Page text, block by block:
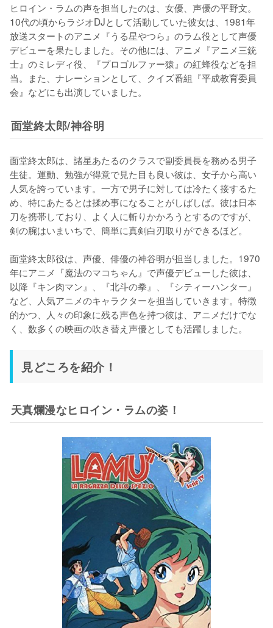
ヒロイン・ラムの声を担当したのは、女優、声優の平野文。
10代の頃からラジオDJとして活動していた彼女は、1981年
放送スタートのアニメ『うる星やつら』のラム役として声優
デビューを果たしました。その他には、アニメ『アニメ三銃
士』のミレディ役、『プロゴルファー猿』の紅蜂役などを担
当。また、ナレーションとして、クイズ番組『平成教育委員
会』などにも出演していました。
面堂終太郎/神谷明
面堂終太郎は、諸星あたるのクラスで副委員長を務める男子
生徒。運動、勉強が得意で見た目も良い彼は、女子から高い
人気を誇っています。一方で男子に対しては冷たく接するた
め、特にあたるとは揉め事になることがしばしば。彼は日本
刀を携帯しており、よく人に斬りかかろうとするのですが、
剣の腕はいまいちで、簡単に真剣白刃取りができるほど。
面堂終太郎役は、声優、俳優の神谷明が担当しました。1970
年にアニメ『魔法のマコちゃん』で声優デビューした彼は、
以降『キン肉マン』、『北斗の拳』、『シティーハンター』
など、人気アニメのキャラクターを担当していきます。特徴
的かつ、人々の印象に残る声色を持つ彼は、アニメだけでな
く、数多くの映画の吹き替え声優としても活躍しました。
見どころを紹介！
天真爛漫なヒロイン・ラムの姿！